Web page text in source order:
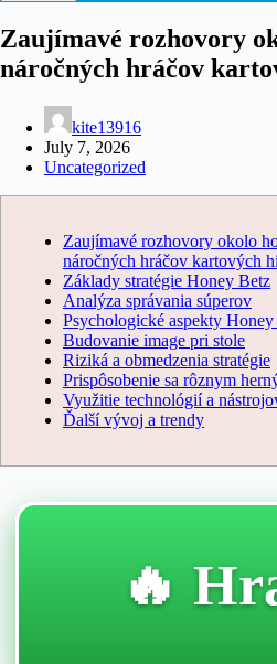
Zaujímavé rozhovory
náročných hráčov
kite13916
July 7, 2026
Uncategorized
Zaujímavé rozhovory okolo
náročných hráčov kartových
Základy stratégie Honey Betz
Analýza správania súperov
Psychologické aspekty
Budovanie image pri stole
Riziká a obmedzenia stratégie
Prispôsobenie sa rôznym
Využitie technológií a
Ďalší vývoj a trendy
🔥